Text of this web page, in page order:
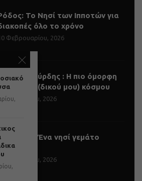
Το Νησί των Ιπποτών για
όλο το χρόνο
Φεβρουαρίου, 2026
Σούρδης : Η πιο όμορφη
του (δικού μου) κόσμου
Ιανουαρίου, 2026
– Ένα νησί γεμάτο
16 Ιανουαρίου, 2026